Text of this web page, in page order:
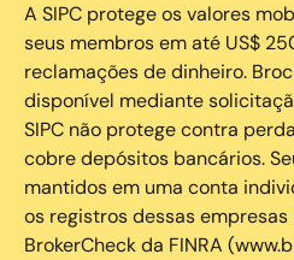
A SIPC protege os valores
seus membros em até US$
reclamações de dinheiro.
disponível mediante
SIPC não protege contra
cobre depósitos bancários.
mantidos em uma conta
os registros dessas
BrokerCheck da FINRA